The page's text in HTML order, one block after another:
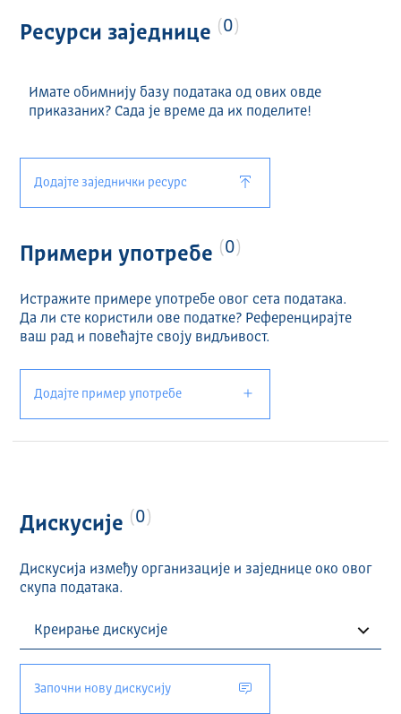
Ресурси заједнице 0
Имате обимнију базу података од ових овде
приказаних? Сада је време да их поделите!
Додајте заједнички ресурс
Примери употребе 0
Истражите примере употребе овог сета података.
Да ли сте користили ове податке? Референцирајте
ваш рад и повећајте своју видљивост.
Додајте пример употребе
Дискусије 0
Дискусија између организације и заједнице око овог
скупа података.
Започни нову дискусију